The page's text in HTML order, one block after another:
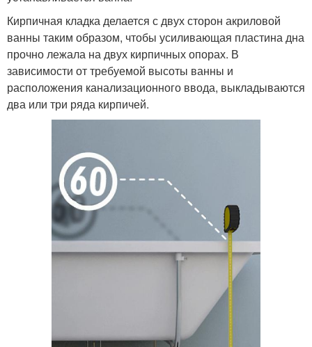
Кирпичная кладка делается с двух сторон акриловой
ванны таким образом, чтобы усиливающая пластина дна
прочно лежала на двух кирпичных опорах. В
зависимости от требуемой высоты ванны и
расположения канализационного ввода, выкладываются
два или три ряда кирпичей.